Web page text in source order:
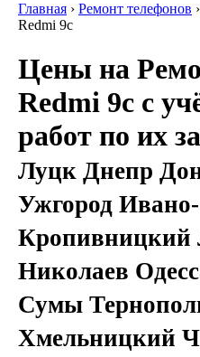
Главная › Ремонт телефонов ›
Redmi 9c
Цены на
Redmi 9c с
работ по их
Луцк Днепр
Ужгород
Кропивницкий
Николаев
Сумы
Хмельницкий